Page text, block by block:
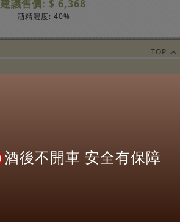
建議售價: $ 6,368
酒精濃度: 40%
TOP
電子報訂閱
酒後不開車 安全有保障